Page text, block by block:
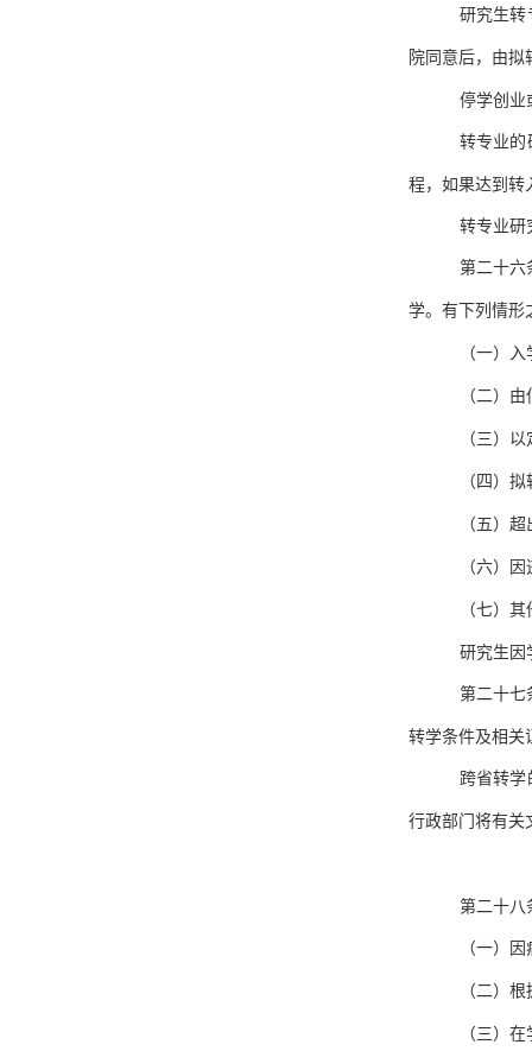
研究生转
院同意后，由
停学创业
转专业的
程，如果达到转
转专业研
第二十六
学。有下列情形
（一）
（二）
（三）
（四）
（五）
（六）
（七）
研究生因
第二十七
转学条件及相关
跨省转
行政部门将有关
第二十八
（一）
（二）
（三）